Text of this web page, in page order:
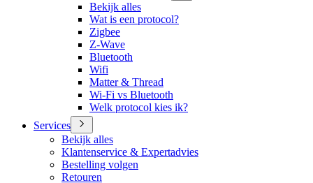
Bekijk alles
Wat is een protocol?
Zigbee
Z-Wave
Bluetooth
Wifi
Matter & Thread
Wi-Fi vs Bluetooth
Welk protocol kies ik?
Services
Bekijk alles
Klantenservice & Expertadvies
Bestelling volgen
Retouren